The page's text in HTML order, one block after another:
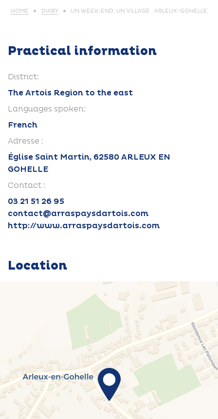
HOME DIARY UN WEEK-END, UN VILLAGE : ARLEUX-GOHELLE
Practical information
District:
The Artois Region to the east
Languages spoken:
French
Adresse :
Église Saint Martin, 62580 ARLEUX EN
GOHELLE
Contact :
03 21 51 26 95
contact@arraspaysdartois.com
http://www.arraspaysdartois.com
Location